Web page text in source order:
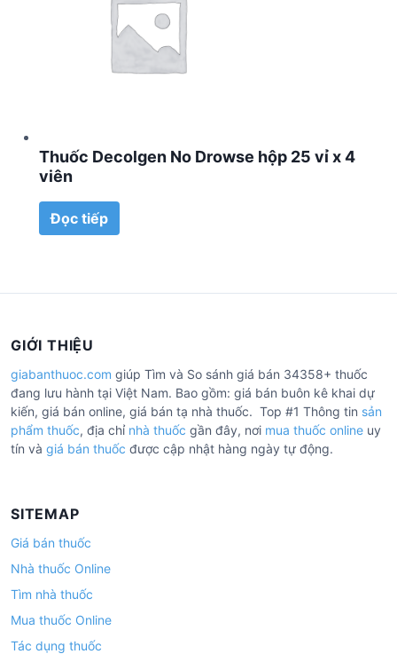
Thuốc Decolgen No Drowse hộp 25 vỉ x 4
viên
Đọc tiếp
GIỚI THIỆU
giabanthuoc.com giúp Tìm và So sánh giá bán 34358+ thuốc
đang lưu hành tại Việt Nam. Bao gồm: giá bán buôn kê khai dự
kiến, giá bán online, giá bán tạ nhà thuốc. Top #1 Thông tin sản
phẩm thuốc, địa chỉ nhà thuốc gần đây, nơi mua thuốc online uy
tín và giá bán thuốc được cập nhật hàng ngày tự động.
SITEMAP
Giá bán thuốc
Nhà thuốc Online
Tìm nhà thuốc
Mua thuốc Online
Tác dụng thuốc